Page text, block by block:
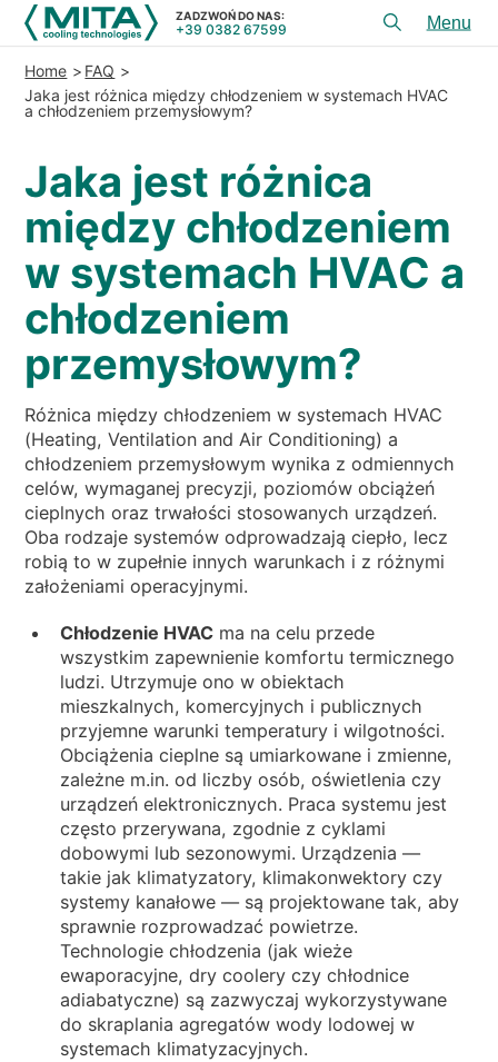
REFERENCJE
WIADOMOŚCI
KIM JESTEŚMY
ZRÓWNOWAŻONEGO
ARTYKUŁY TECHNICZNE
EN IT FR DE
ZADZWOŃ DO NAS:
+39 0382 67599
menu
PRODUKTY
USłUGI I DORADZTWO
SERWIS
ZASOBY
KONTAKT
ZADZWOŃ DO NAS: +39 0382 67599
Home
FAQ
Jaka jest różnica między chłodzeniem w systemach HVAC
a chłodzeniem przemysłowym?
Jaka jest różnica
między chłodzeniem
w systemach HVAC a
chłodzeniem
przemysłowym?
Różnica między chłodzeniem w systemach HVAC
(Heating, Ventilation and Air Conditioning) a
chłodzeniem przemysłowym wynika z odmiennych
celów, wymaganej precyzji, poziomów obciążeń
cieplnych oraz trwałości stosowanych urządzeń.
Oba rodzaje systemów odprowadzają ciepło, lecz
robią to w zupełnie innych warunkach i z różnymi
założeniami operacyjnymi.
Chłodzenie HVAC ma na celu przede
wszystkim zapewnienie komfortu termicznego
ludzi. Utrzymuje ono w obiektach
mieszkalnych, komercyjnych i publicznych
przyjemne warunki temperatury i wilgotności.
Obciążenia cieplne są umiarkowane i zmienne,
zależne m.in. od liczby osób, oświetlenia czy
urządzeń elektronicznych. Praca systemu jest
często przerywana, zgodnie z cyklami
dobowymi lub sezonowymi. Urządzenia —
takie jak klimatyzatory, klimakonwektory czy
systemy kanałowe — są projektowane tak, aby
sprawnie rozprowadzać powietrze.
Technologie chłodzenia (jak wieże
ewaporacyjne, dry coolery czy chłodnice
adiabatyczne) są zazwyczaj wykorzystywane
do skraplania agregatów wody lodowej w
systemach klimatyzacyjnych.